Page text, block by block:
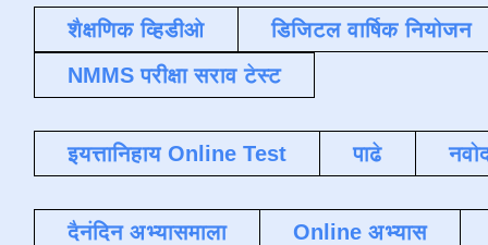
शैक्षणिक व्हिडीओ
डिजिटल वार्षिक नियोजन
NMMS परीक्षा सराव टेस्ट
इयत्तानिहाय Online Test पाढे
दैनंदिन अभ्यासमाला
Online अभ्यास